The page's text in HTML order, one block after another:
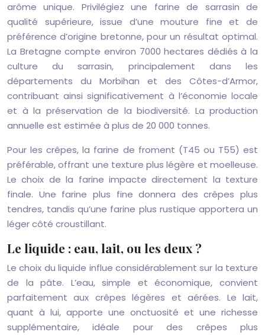
arôme unique. Privilégiez une farine de sarrasin de
qualité supérieure, issue d’une mouture fine et de
préférence d’origine bretonne, pour un résultat optimal.
La Bretagne compte environ 7000 hectares dédiés à la
culture du sarrasin, principalement dans les
départements du Morbihan et des Côtes-d’Armor,
contribuant ainsi significativement à l’économie locale
et à la préservation de la biodiversité. La production
annuelle est estimée à plus de 20 000 tonnes.
Pour les crêpes, la farine de froment (T45 ou T55) est
préférable, offrant une texture plus légère et moelleuse.
Le choix de la farine impacte directement la texture
finale. Une farine plus fine donnera des crêpes plus
tendres, tandis qu’une farine plus rustique apportera un
léger côté croustillant.
Le liquide : eau, lait, ou les deux ?
Le choix du liquide influe considérablement sur la texture
de la pâte. L’eau, simple et économique, convient
parfaitement aux crêpes légères et aérées. Le lait,
quant à lui, apporte une onctuosité et une richesse
supplémentaire, idéale pour des crêpes plus